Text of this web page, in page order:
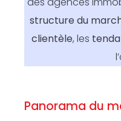
structure du
clientèle, les
Panorama du